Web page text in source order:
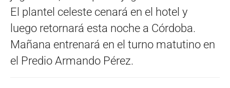
El plantel celeste cenará en el hotel y
luego retornará esta noche a Córdoba.
Mañana entrenará en el turno matutino en
el Predio Armando Pérez.